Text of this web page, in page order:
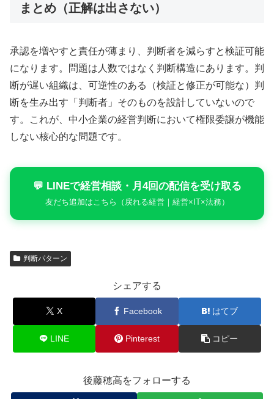
まとめ（正解は出さない）
承認を増やすと責任が薄まり、判断者を減らすと検証可能
になります。問題は人数ではなく判断構造にあります。判
断が遅い組織は、可逆性のある（検証と修正が可能な）判
断を生み出す「判断者」そのものを設計していないので
す。これが、中小企業の経営判断において権限委譲が機能
しない核心的な問題です。
💬 LINEで経営相談・月4回の配信を受け取る
友だち追加はこちら（戻れる経営｜経営×IT×法務）
判断パターン
シェアする
X Facebook はてブ
LINE Pinterest コピー
後藤穂高をフォローする